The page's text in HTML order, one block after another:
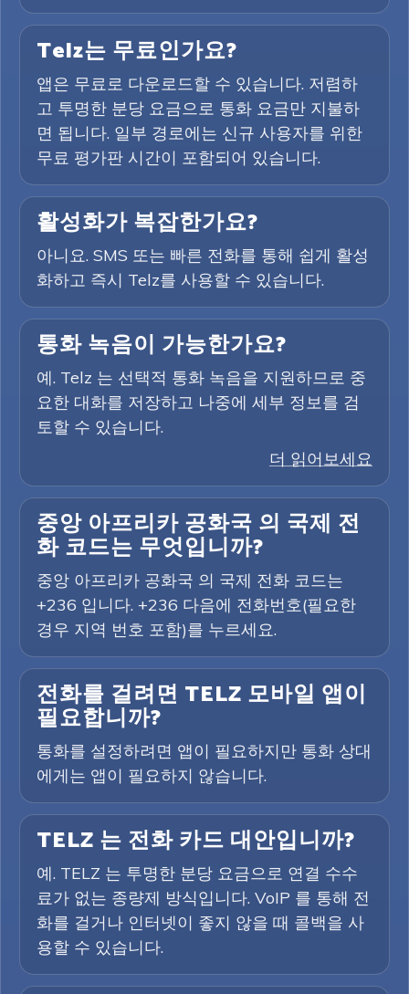
Telz는 무료인가요?
앱은 무료로 다운로드할 수 있습니다. 저렴하
고 투명한 분당 요금으로 통화 요금만 지불하
면 됩니다. 일부 경로에는 신규 사용자를 위한
무료 평가판 시간이 포함되어 있습니다.
활성화가 복잡한가요?
아니요. SMS 또는 빠른 전화를 통해 쉽게 활성
화하고 즉시 Telz를 사용할 수 있습니다.
통화 녹음이 가능한가요?
예. Telz 는 선택적 통화 녹음을 지원하므로 중
요한 대화를 저장하고 나중에 세부 정보를 검
토할 수 있습니다.
더 읽어보세요
중앙 아프리카 공화국 의 국제 전
화 코드는 무엇입니까?
중앙 아프리카 공화국 의 국제 전화 코드는
+236 입니다. +236 다음에 전화번호(필요한
경우 지역 번호 포함)를 누르세요.
전화를 걸려면 TELZ 모바일 앱이
필요합니까?
통화를 설정하려면 앱이 필요하지만 통화 상대
에게는 앱이 필요하지 않습니다.
TELZ 는 전화 카드 대안입니까?
예. TELZ 는 투명한 분당 요금으로 연결 수수
료가 없는 종량제 방식입니다. VoIP 를 통해 전
화를 걸거나 인터넷이 좋지 않을 때 콜백을 사
용할 수 있습니다.